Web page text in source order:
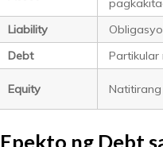
Liability
Debt
Equity
Epekto ng Debt